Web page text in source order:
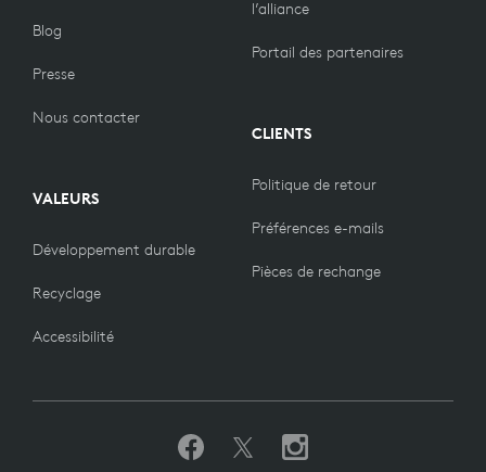
Blog
Presse
Nous contacter
VALEURS
Développement durable
Recyclage
Accessibilité
l’alliance
Portail des partenaires
CLIENTS
Politique de retour
Préférences e-mails
Pièces de rechange